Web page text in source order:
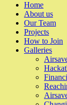
Home
About us
Our Team
Projects
How to Join
Galleries